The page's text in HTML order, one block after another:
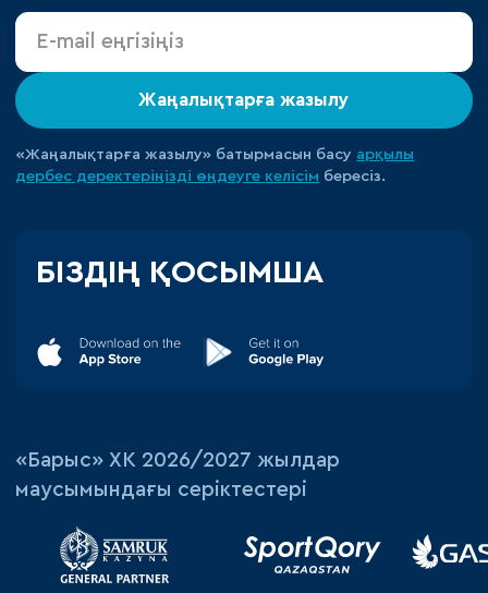
Жаңалықтарға жазылу
«Жаңалықтарға жазылу» батырмасын басу арқылы
дербес деректеріңізді өңдеуге келісім бересіз.
БІЗДІҢ ҚОСЫМША
«‎Барыс»‎ ХК 2026/2027 жылдар
маусымындағы серіктестері